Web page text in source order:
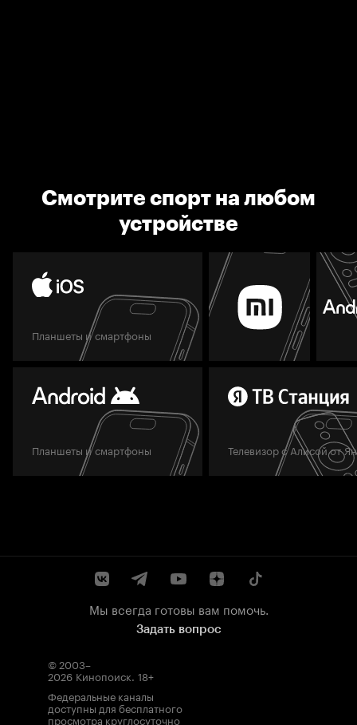
Смотрите спорт на любом
устройстве
Планшеты и смартфоны
Планшеты и смартфоны Телевизор с Алисой от
Мы всегда готовы вам помочь.
Задать вопрос
© 2003–
2026 Кинопоиск. 18+
Федеральные каналы
доступны для бесплатного
просмотра круглосуточно